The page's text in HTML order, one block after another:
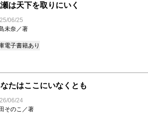
は天下を取りにいく
06/25
未奈／著
電子書籍あり
たはここにいなくとも
06/24
そのこ／著